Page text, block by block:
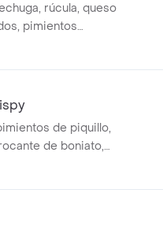
rúcula, queso
pimientos
fritas.
de piquillo,
de boniato,
fritas.